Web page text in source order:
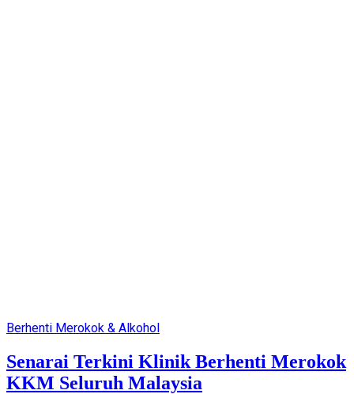
Berhenti Merokok & Alkohol
Senarai Terkini Klinik Berhenti Merokok
KKM Seluruh Malaysia